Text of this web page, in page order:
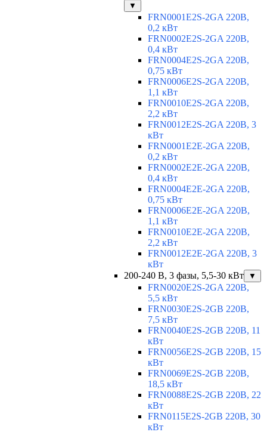
▼
FRN0001E2S-2GA 220В,
0,2 кВт
FRN0002E2S-2GA 220В,
0,4 кВт
FRN0004E2S-2GA 220В,
0,75 кВт
FRN0006E2S-2GA 220В,
1,1 кВт
FRN0010E2S-2GA 220В,
2,2 кВт
FRN0012E2S-2GA 220В, 3
кВт
FRN0001E2E-2GA 220В,
0,2 кВт
FRN0002E2E-2GA 220В,
0,4 кВт
FRN0004E2E-2GA 220В,
0,75 кВт
FRN0006E2E-2GA 220В,
1,1 кВт
FRN0010E2E-2GA 220В,
2,2 кВт
FRN0012E2E-2GA 220В, 3
кВт
200-240 В, 3 фазы, 5,5-30 кВт
▼
FRN0020E2S-2GA 220В,
5,5 кВт
FRN0030E2S-2GB 220В,
7,5 кВт
FRN0040E2S-2GB 220В, 11
кВт
FRN0056E2S-2GB 220В, 15
кВт
FRN0069E2S-2GB 220В,
18,5 кВт
FRN0088E2S-2GB 220В, 22
кВт
FRN0115E2S-2GB 220В, 30
кВт